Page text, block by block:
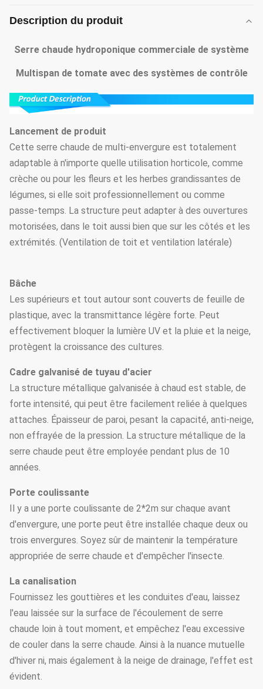
Description du produit
Serre chaude hydroponique commerciale de système
Multispan de tomate avec des systèmes de contrôle
Lancement de produit
Cette serre chaude de multi-envergure est totalement
adaptable à n'importe quelle utilisation horticole, comme
crèche ou pour les fleurs et les herbes grandissantes de
légumes, si elle soit professionnellement ou comme
passe-temps. La structure peut adapter à des ouvertures
motorisées, dans le toit aussi bien que sur les côtés et les
extrémités. (Ventilation de toit et ventilation latérale)
Bâche
Les supérieurs et tout autour sont couverts de feuille de
plastique, avec la transmittance légère forte. Peut
effectivement bloquer la lumière UV et la pluie et la neige,
protègent la croissance des cultures.
Cadre galvanisé de tuyau d'acier
La structure métallique galvanisée à chaud est stable, de
forte intensité, qui peut être facilement reliée à quelques
attaches. Épaisseur de paroi, pesant la capacité, anti-neige,
non effrayée de la pression. La structure métallique de la
serre chaude peut être employée pendant plus de 10
années.
Porte coulissante
Il y a une porte coulissante de 2*2m sur chaque avant
d'envergure, une porte peut être installée chaque deux ou
trois envergures. Soyez sûr de maintenir la température
appropriée de serre chaude et d'empêcher l'insecte.
La canalisation
Fournissez les gouttières et les conduites d'eau, laissez
l'eau laissée sur la surface de l'écoulement de serre
chaude loin à tout moment, et empêchez l'eau excessive
de couler dans la serre chaude. Ainsi à la nuance mutuelle
d'hiver ni, mais également à la neige de drainage, l'effet est
évident.